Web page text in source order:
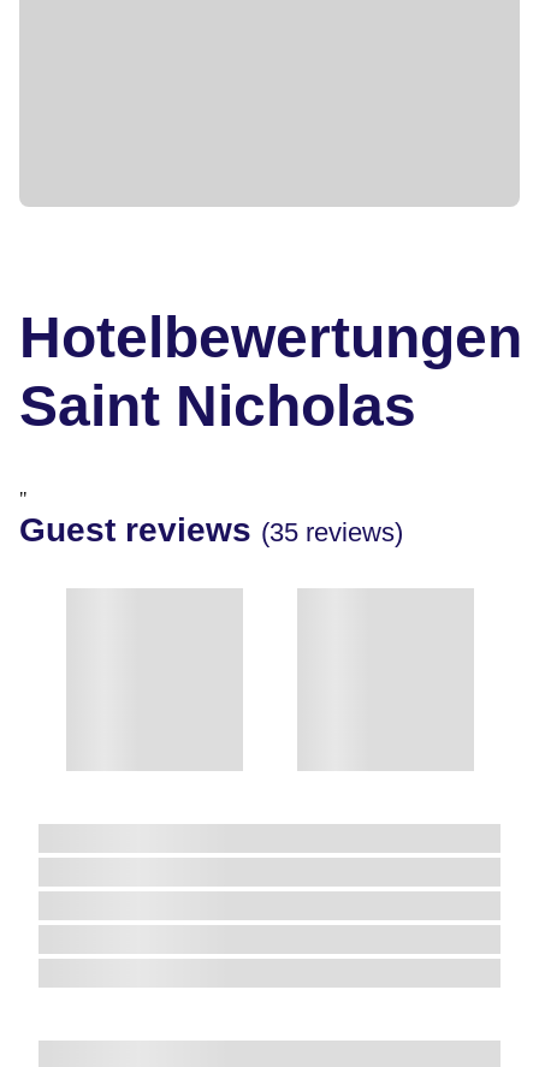
Hotelbewertungen
Saint Nicholas
"
Guest reviews (35 reviews)